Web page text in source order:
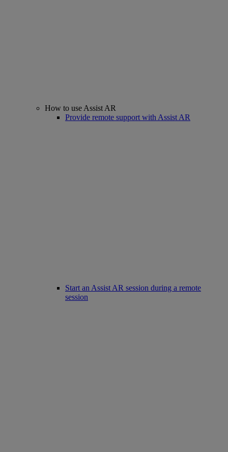
How to use Assist AR
Provide remote support with Assist AR
Start an Assist AR session during a remote
session